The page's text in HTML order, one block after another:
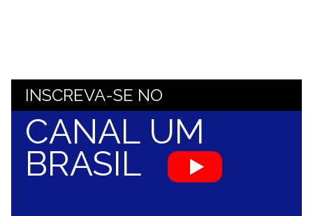
INSCREVA-SE NO
CANAL UM
BRASIL